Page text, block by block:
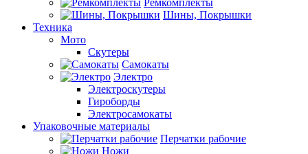
Ремкомплекты
Шины, Покрышки
Техника
Мото
Скутеры
Самокаты
Электро
Электроскутеры
Гироборды
Электросамокаты
Упаковочные материалы
Перчатки рабочие
Ножи